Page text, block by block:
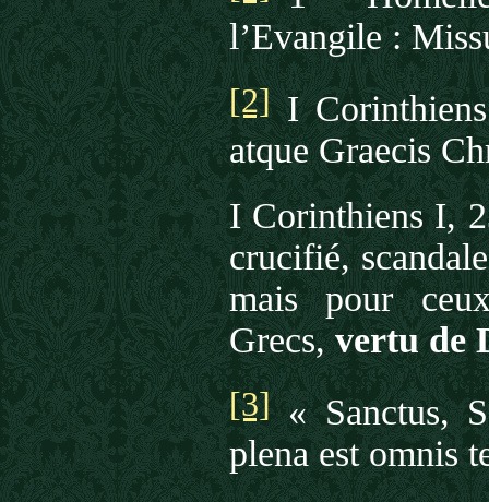
l’Evangile :
[2] I
atque Graecis
I Corinthiens I,
crucifié,
mais pour
Grecs, vertu de
[3] « Sanctus,
plena est omnis